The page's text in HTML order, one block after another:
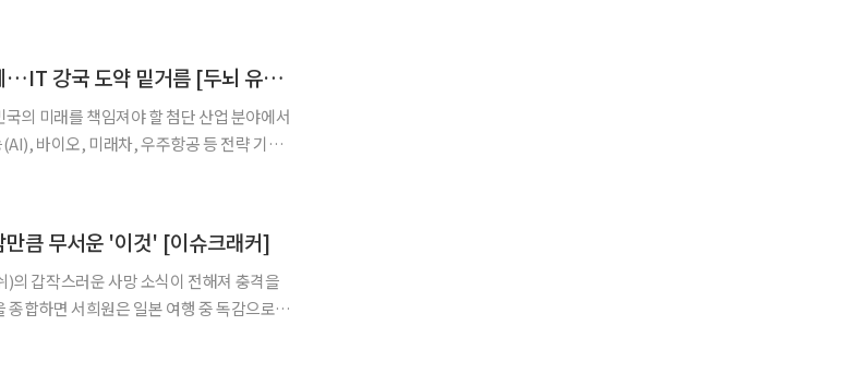
네카오·넥슨 키운 숨은 주역 병역특례…IT 강국 도약 밑거름 [두뇌 유출 下]
의 미래를 책임져야 할 첨단 산업 분야에서
바이오, 미래차, 우주항공 등 전략 기술
큼 무서운 '이것' [이슈크래커]
의 갑작스러운 사망 소식이 전해져 충격을